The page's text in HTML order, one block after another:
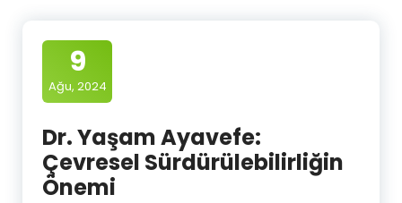
9
Ağu, 2024
Dr. Yaşam Ayavefe:
Çevresel Sürdürülebilirliğin
Önemi